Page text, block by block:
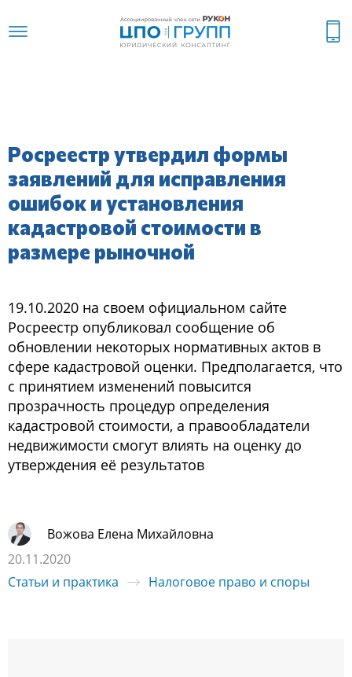
Росреестр утвердил формы
заявлений для исправления
ошибок и установления
кадастровой стоимости в
размере рыночной
19.10.2020 на своем официальном сайте
Росреестр опубликовал сообщение об
обновлении некоторых нормативных актов в
сфере кадастровой оценки. Предполагается, что
с принятием изменений повысится
прозрачность процедур определения
кадастровой стоимости, а правообладатели
недвижимости смогут влиять на оценку до
утверждения её результатов
Вожова Елена Михайловна
20.11.2020
Статьи и практика
Налоговое право и споры